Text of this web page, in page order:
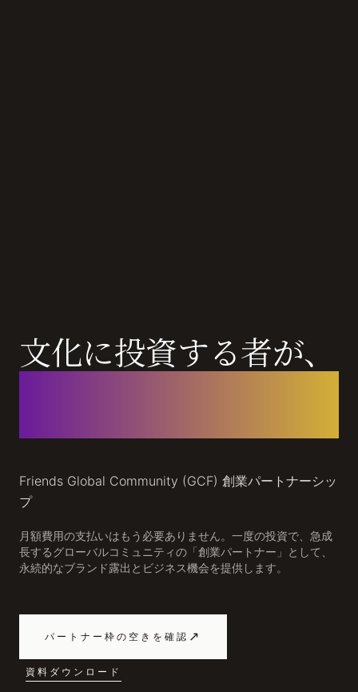
文化に投資する者が、
Friends Global Community (GCF) 創業パートナーシッ
プ
月額費用の支払いはもう必要ありません。一度の投資で、急成
長するグローバルコミュニティの「創業パートナー」として、
永続的なブランド露出とビジネス機会を提供します。
パートナー枠の空きを確認 ↗
資料ダウンロード